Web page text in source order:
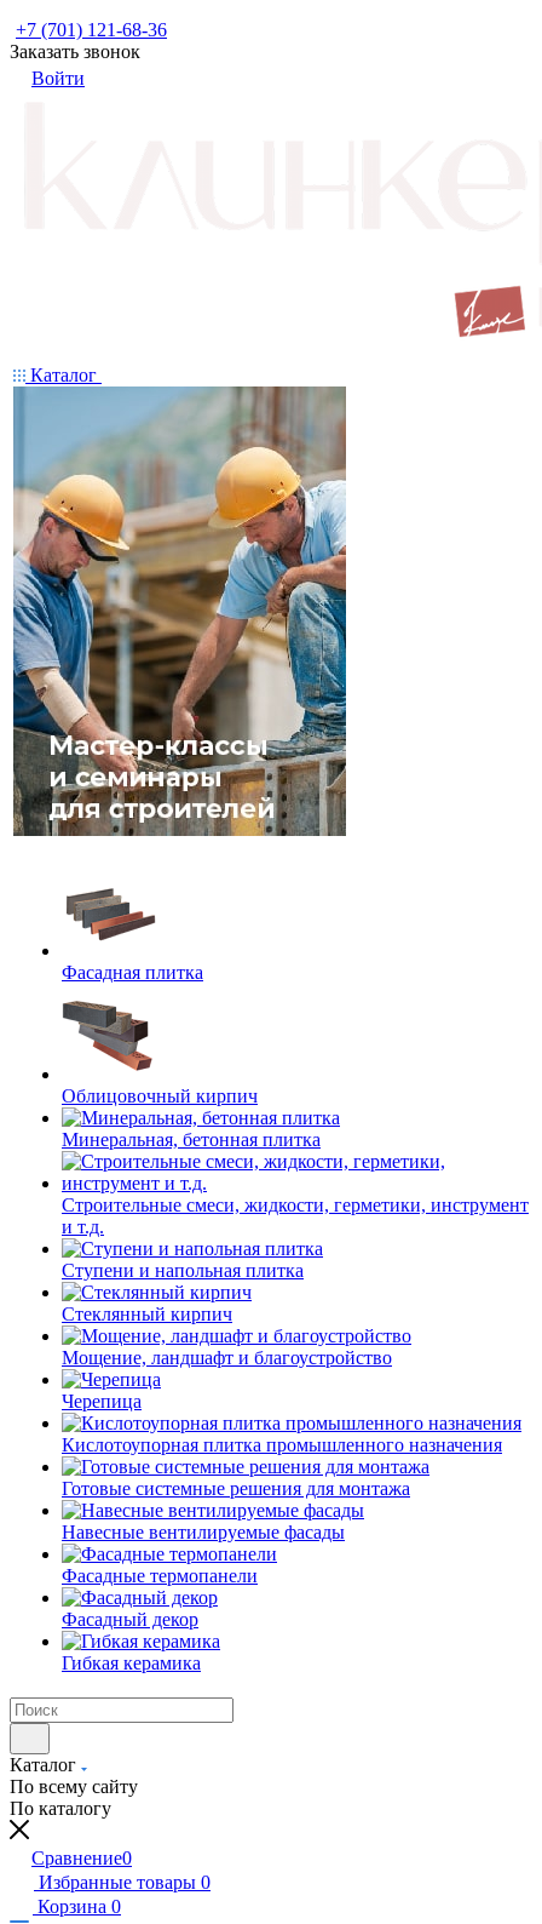
+7 (701) 121-68-36
Заказать звонок
Войти
Каталог
Фасадная плитка
Облицовочный кирпич
Минеральная, бетонная плитка
Строительные смеси, жидкости, герметики, инструмент
и т.д.
Ступени и напольная плитка
Cтеклянный кирпич
Мощение, ландшафт и благоустройство
Черепица
Кислотоупорная плитка промышленного назначения
Готовые системные решения для монтажа
Навесные вентилируемые фасады
Фасадные термопанели
Фасадный декор
Гибкая керамика
Каталог
По всему сайту
По каталогу
Сравнение0
Избранные товары 0
Корзина 0